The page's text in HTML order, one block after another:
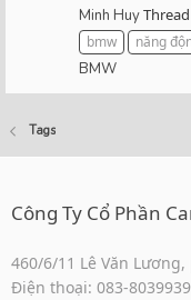
Minh HuyThread
bmw
năng
BMW
Tags
Công Ty Cổ Phần
460/6/11 Lê Văn
Điện thoại: 083-8039939